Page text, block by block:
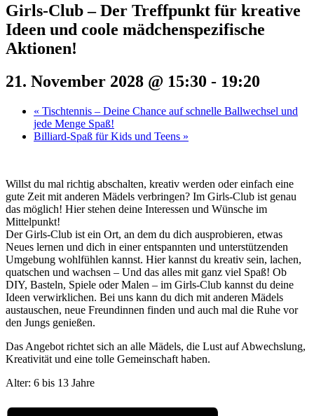
Girls-Club – Der Treffpunkt für kreative
Ideen und coole mädchenspezifische
Aktionen!
21. November 2028 @ 15:30 - 19:20
« Tischtennis – Deine Chance auf schnelle Ballwechsel und
jede Menge Spaß!
Billiard-Spaß für Kids und Teens »
Willst du mal richtig abschalten, kreativ werden oder einfach eine
gute Zeit mit anderen Mädels verbringen? Im Girls-Club ist genau
das möglich! Hier stehen deine Interessen und Wünsche im
Mittelpunkt!
Der Girls-Club ist ein Ort, an dem du dich ausprobieren, etwas
Neues lernen und dich in einer entspannten und unterstützenden
Umgebung wohlfühlen kannst. Hier kannst du kreativ sein, lachen,
quatschen und wachsen – Und das alles mit ganz viel Spaß! Ob
DIY, Basteln, Spiele oder Malen – im Girls-Club kannst du deine
Ideen verwirklichen. Bei uns kann du dich mit anderen Mädels
austauschen, neue Freundinnen finden und auch mal die Ruhe vor
den Jungs genießen.
Das Angebot richtet sich an alle Mädels, die Lust auf Abwechslung,
Kreativität und eine tolle Gemeinschaft haben.
Alter: 6 bis 13 Jahre